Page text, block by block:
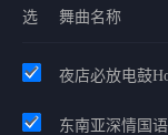
选 舞曲名称